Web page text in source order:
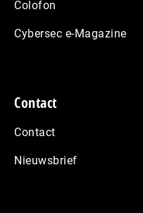
Colofon
Cybersec e-Magazine
Contact
Contact
Nieuwsbrief